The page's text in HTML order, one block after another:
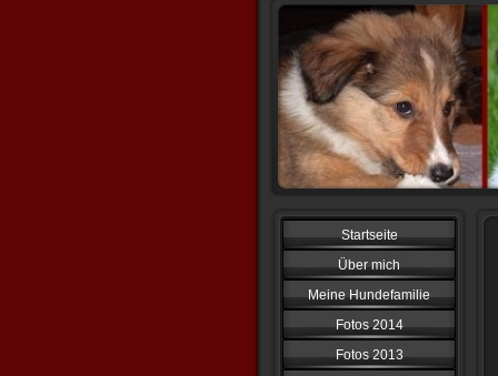
Startseite
Über mich
Meine Hundefamilie
Fotos 2014
Fotos 2013